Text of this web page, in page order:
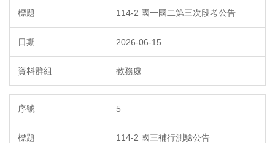
114-2 國一國二第三次段考公告
2026-06-15
教務處
5
114-2 國三補行測驗公告